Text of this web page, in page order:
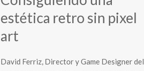
estética retro sin pixel
art
David Ferriz, Director y Game Designer del